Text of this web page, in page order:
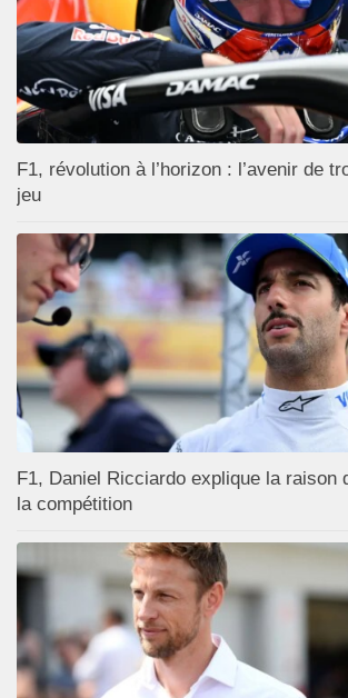
F1, révolution à l’horizon : l’avenir de
jeu
F1, Daniel Ricciardo explique la raison
la compétition